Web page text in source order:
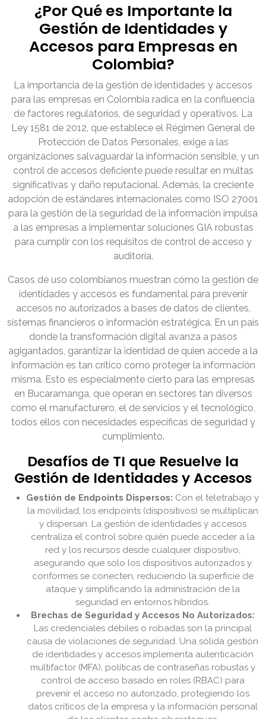
¿Por Qué es Importante la
Gestión de Identidades y
Accesos para Empresas en
Colombia?
La importancia de la gestión de identidades y accesos
para las empresas en Colombia radica en la confluencia
de factores regulatorios, de seguridad y operativos. La
Ley 1581 de 2012, que establece el Régimen General de
Protección de Datos Personales, exige a las
organizaciones salvaguardar la información sensible, y un
control de accesos deficiente puede resultar en multas
significativas y daño reputacional. Además, la creciente
adopción de estándares internacionales como ISO 27001
para la gestión de la seguridad de la información impulsa
a las empresas a implementar soluciones GIA robustas
para cumplir con los requisitos de control de acceso y
auditoría.
Casos de uso colombianos muestran cómo la gestión de
identidades y accesos es fundamental para prevenir
accesos no autorizados a bases de datos de clientes,
sistemas financieros o información estratégica. En un país
donde la transformación digital avanza a pasos
agigantados, garantizar la identidad de quien accede a la
información es tan crítico como proteger la información
misma. Esto es especialmente cierto para las empresas
en Bucaramanga, que operan en sectores tan diversos
como el manufacturero, el de servicios y el tecnológico,
todos ellos con necesidades específicas de seguridad y
cumplimiento.
Desafíos de TI que Resuelve la
Gestión de Identidades y Accesos
Gestión de Endpoints Dispersos: Con el teletrabajo y
la movilidad, los endpoints (dispositivos) se multiplican
y dispersan. La gestión de identidades y accesos
centraliza el control sobre quién puede acceder a la
red y los recursos desde cualquier dispositivo,
asegurando que solo los dispositivos autorizados y
conformes se conecten, reduciendo la superficie de
ataque y simplificando la administración de la
seguridad en entornos híbridos.
Brechas de Seguridad y Accesos No Autorizados:
Las credenciales débiles o robadas son la principal
causa de violaciones de seguridad. Una sólida gestión
de identidades y accesos implementa autenticación
multifactor (MFA), políticas de contraseñas robustas y
control de acceso basado en roles (RBAC) para
prevenir el acceso no autorizado, protegiendo los
datos críticos de la empresa y la información personal